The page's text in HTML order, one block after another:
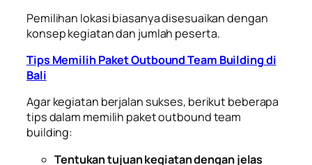
Pemilihan lokasi biasanya disesuaikan dengan
konsep kegiatan dan jumlah peserta.
Tips Memilih Paket Outbound Team Building di
Bali
Agar kegiatan berjalan sukses, berikut beberapa
tips dalam memilih paket outbound team
building:
Tentukan tujuan kegiatan dengan jelas